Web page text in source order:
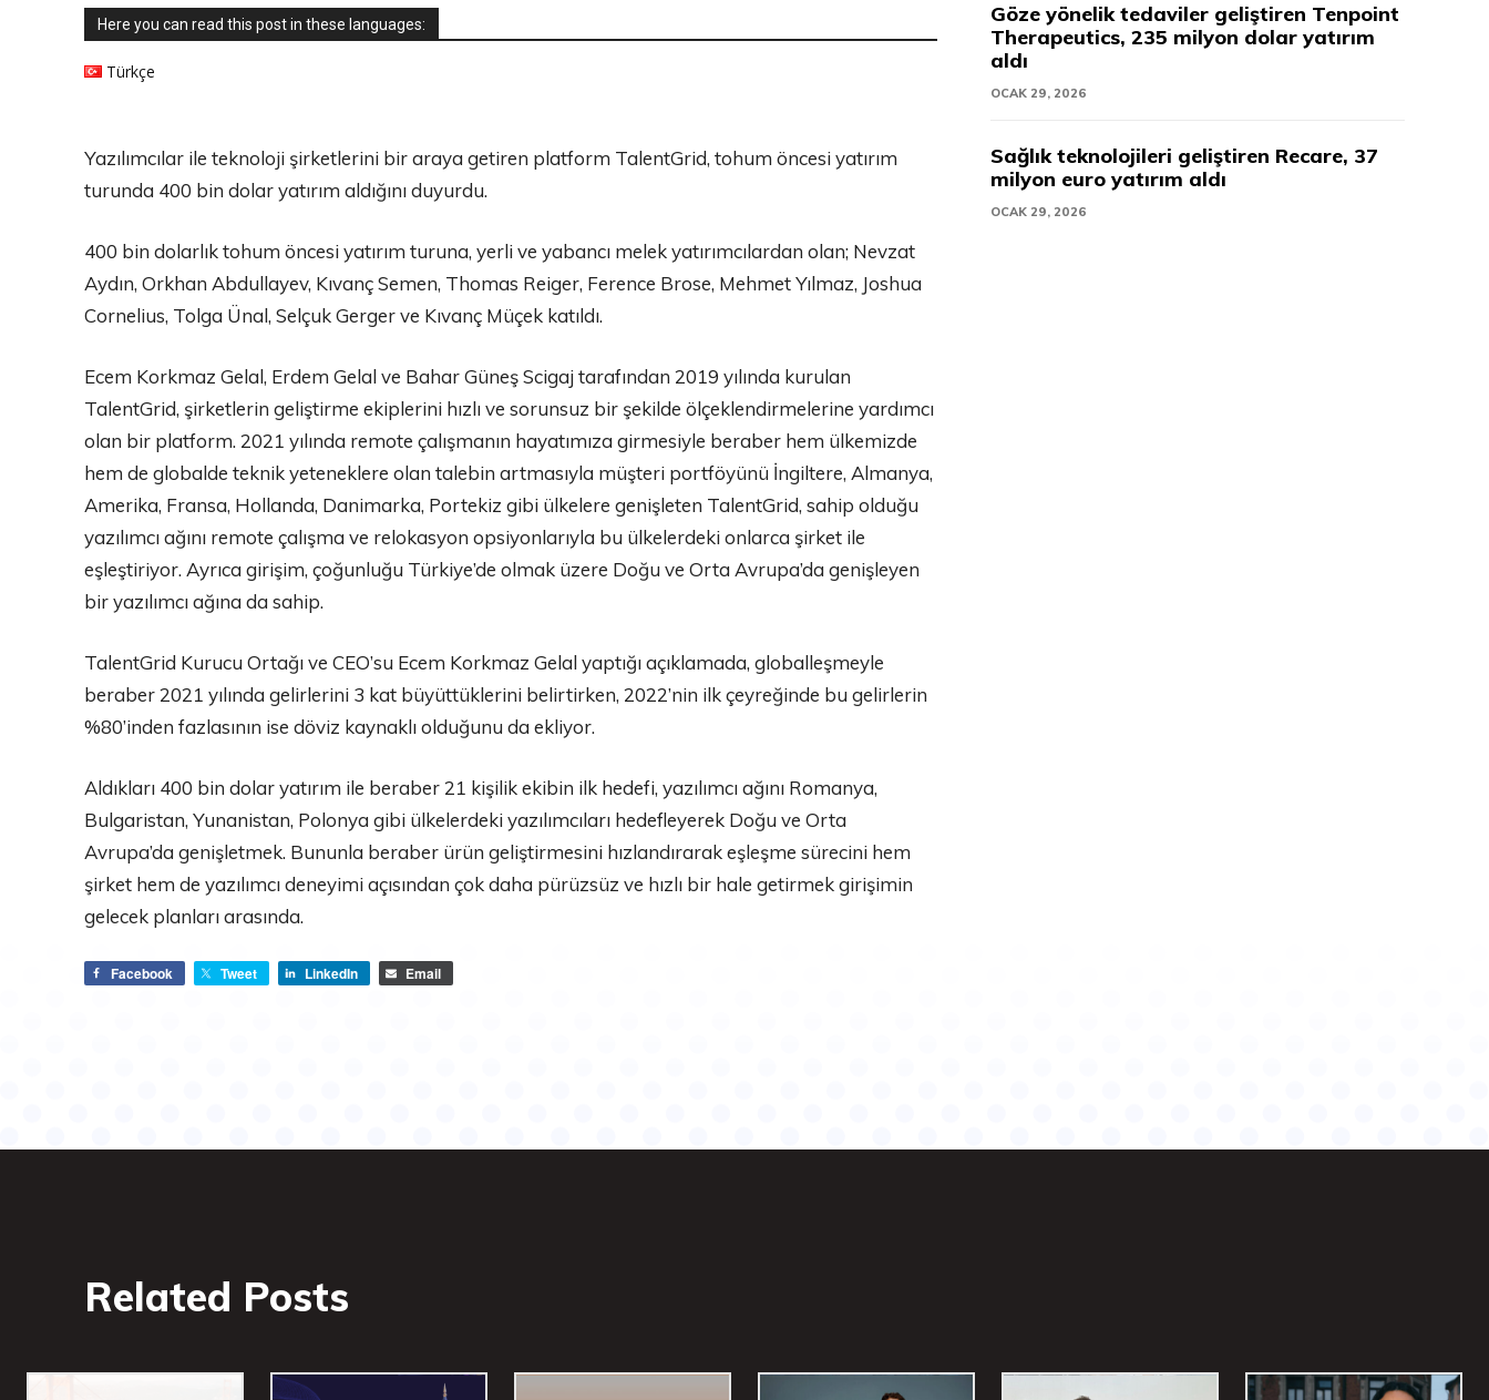
Here you can read this post in these languages:
Türkçe
Yazılımcılar ile teknoloji şirketlerini bir araya getiren platform TalentGrid, tohum öncesi yatırım
turunda 400 bin dolar yatırım aldığını duyurdu.
400 bin dolarlık tohum öncesi yatırım turuna, yerli ve yabancı melek yatırımcılardan olan; Nevzat
Aydın, Orkhan Abdullayev, Kıvanç Semen, Thomas Reiger, Ference Brose, Mehmet Yılmaz, Joshua
Cornelius, Tolga Ünal, Selçuk Gerger ve Kıvanç Müçek katıldı.
Ecem Korkmaz Gelal, Erdem Gelal ve Bahar Güneş Scigaj tarafından 2019 yılında kurulan
TalentGrid, şirketlerin geliştirme ekiplerini hızlı ve sorunsuz bir şekilde ölçeklendirmelerine yardımcı
olan bir platform. 2021 yılında remote çalışmanın hayatımıza girmesiyle beraber hem ülkemizde
hem de globalde teknik yeteneklere olan talebin artmasıyla müşteri portföyünü İngiltere, Almanya,
Amerika, Fransa, Hollanda, Danimarka, Portekiz gibi ülkelere genişleten TalentGrid, sahip olduğu
yazılımcı ağını remote çalışma ve relokasyon opsiyonlarıyla bu ülkelerdeki onlarca şirket ile
eşleştiriyor. Ayrıca girişim, çoğunluğu Türkiye’de olmak üzere Doğu ve Orta Avrupa’da genişleyen
bir yazılımcı ağına da sahip.
TalentGrid Kurucu Ortağı ve CEO’su Ecem Korkmaz Gelal yaptığı açıklamada, globalleşmeyle
beraber 2021 yılında gelirlerini 3 kat büyüttüklerini belirtirken, 2022’nin ilk çeyreğinde bu gelirlerin
%80’inden fazlasının ise döviz kaynaklı olduğunu da ekliyor.
Aldıkları 400 bin dolar yatırım ile beraber 21 kişilik ekibin ilk hedefi, yazılımcı ağını Romanya,
Bulgaristan, Yunanistan, Polonya gibi ülkelerdeki yazılımcıları hedefleyerek Doğu ve Orta
Avrupa’da genişletmek. Bununla beraber ürün geliştirmesini hızlandırarak eşleşme sürecini hem
şirket hem de yazılımcı deneyimi açısından çok daha pürüzsüz ve hızlı bir hale getirmek girişimin
gelecek planları arasında.
Facebook Tweet LinkedIn Email
Göze yönelik tedaviler geliştiren Tenpoint
Therapeutics, 235 milyon dolar yatırım
aldı
OCAK 29, 2026
Sağlık teknolojileri geliştiren Recare, 37
milyon euro yatırım aldı
OCAK 29, 2026
Related Posts